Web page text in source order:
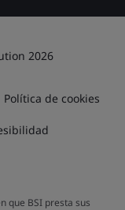
2026
Política de cookies
que BSI presta sus